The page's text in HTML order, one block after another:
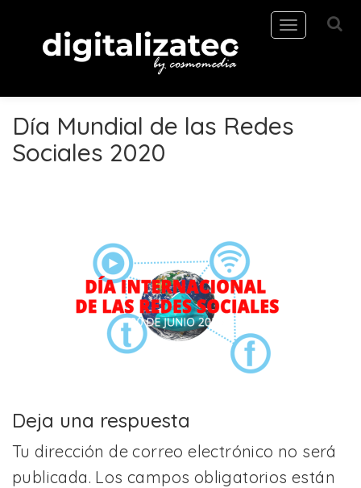
Toggle
navigation
Día Mundial de las Redes
Sociales 2020
Deja una respuesta
Tu dirección de correo electrónico no será
publicada. Los campos obligatorios están